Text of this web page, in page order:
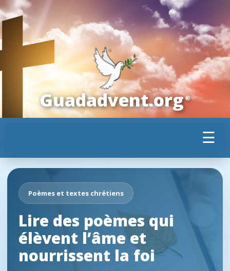
Guadadvent.org®
☰
Poèmes et textes chrétiens
Lire des poèmes qui
élèvent l’âme et
nourrissent la foi